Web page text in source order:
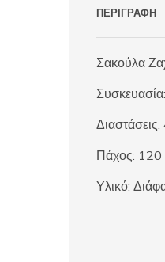
ΠΕΡΙΓΡΑΦΉ
Σακούλα
Πάχος: 120
Υλικό: